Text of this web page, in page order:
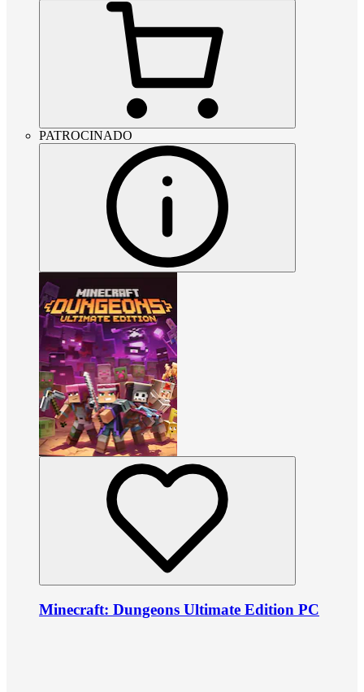
PATROCINADO
Minecraft: Dungeons Ultimate Edition PC